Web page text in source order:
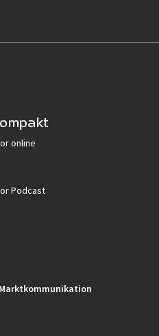
online
Podcast
Marktkommunikation